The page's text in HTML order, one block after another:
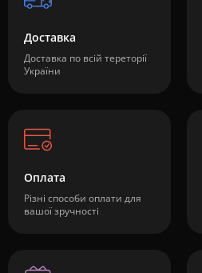
Доставка
Доставка по всій тереторії
України
Оплата
Різні способи оплати для
вашої зручності